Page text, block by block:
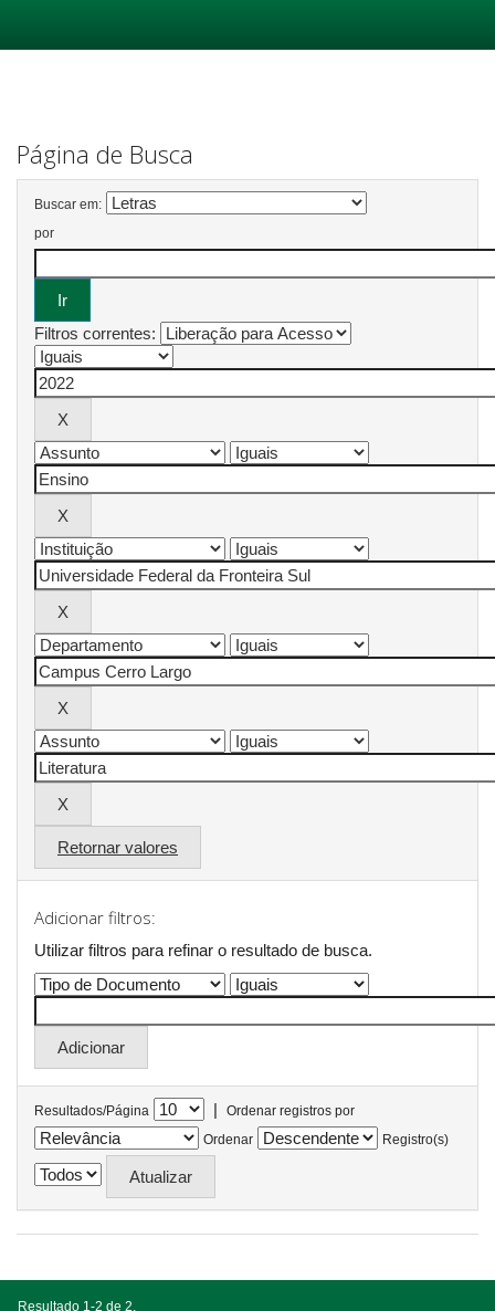
Página de Busca
Buscar em:
por
Filtros correntes:
Retornar valores
Adicionar filtros:
Utilizar filtros para refinar o resultado de busca.
Resultados/Página |
Ordenar registros por
Ordenar
Registro(s)
Resultado 1-2 de 2.